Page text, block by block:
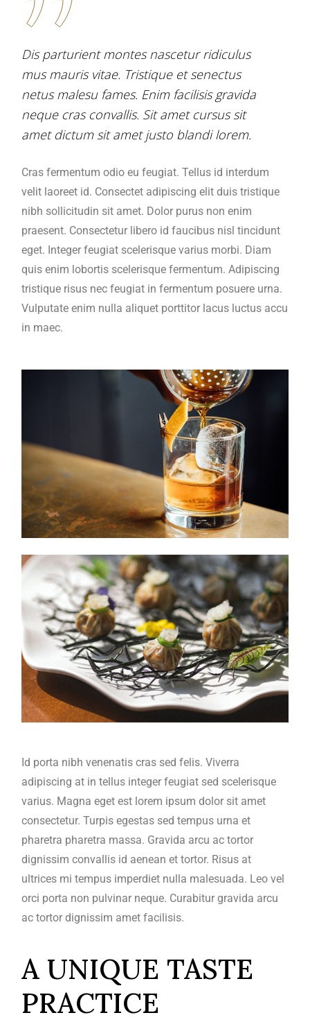
Dis parturient montes nascetur ridiculus
mus mauris vitae. Tristique et senectus
netus malesu fames. Enim facilisis gravida
neque cras convallis. Sit amet cursus sit
amet dictum sit amet justo blandi lorem.
Cras fermentum odio eu feugiat. Tellus id interdum
velit laoreet id. Consectet adipiscing elit duis tristique
nibh sollicitudin sit amet. Dolor purus non enim
praesent. Consectetur libero id faucibus nisl tincidunt
eget. Integer feugiat scelerisque varius morbi. Diam
quis enim lobortis scelerisque fermentum. Adipiscing
tristique risus nec feugiat in fermentum posuere urna.
Vulputate enim nulla aliquet porttitor lacus luctus accu
in maec.
Id porta nibh venenatis cras sed felis. Viverra
adipiscing at in tellus integer feugiat sed scelerisque
varius. Magna eget est lorem ipsum dolor sit amet
consectetur. Turpis egestas sed tempus urna et
pharetra pharetra massa. Gravida arcu ac tortor
dignissim convallis id aenean et tortor. Risus at
ultrices mi tempus imperdiet nulla malesuada. Leo vel
orci porta non pulvinar neque. Curabitur gravida arcu
ac tortor dignissim amet facilisis.
A UNIQUE TASTE
PRACTICE